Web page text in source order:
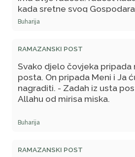
kada sretne svog
postača je draži Allahu od
Buharija
RAMAZANSKI POST
Svako djelo čovjeka pripada
posta. On pripada Meni i Ja
nagraditi. - Zadah iz usta
Allahu od mirisa miska.
Buharija
RAMAZANSKI POST